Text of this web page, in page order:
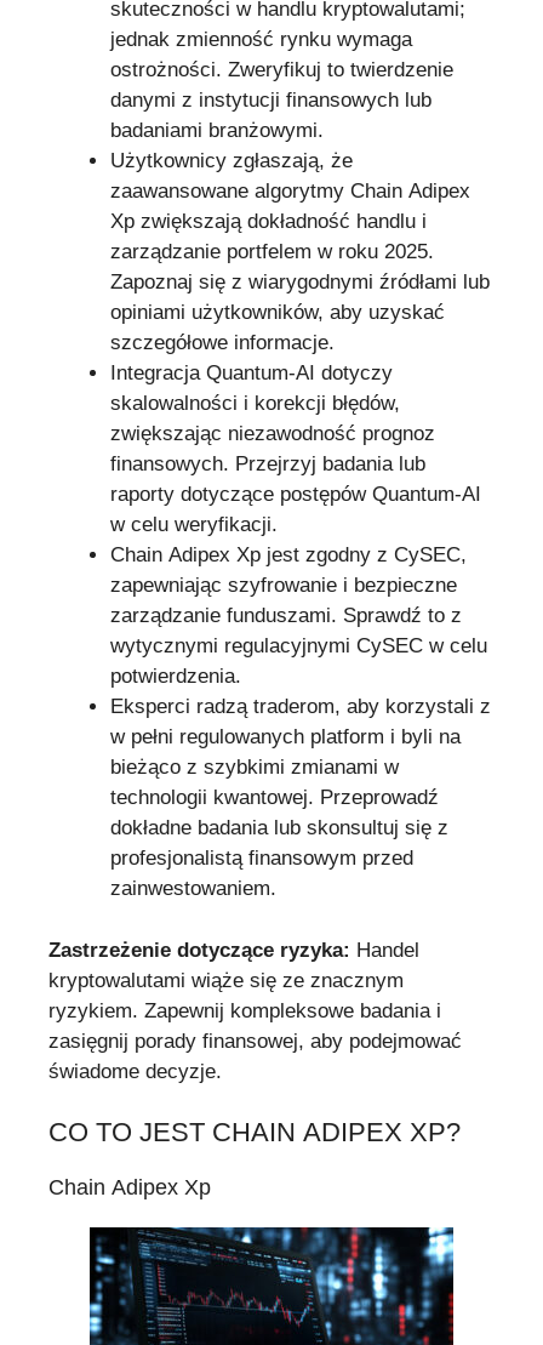
skuteczności w handlu kryptowalutami;
jednak zmienność rynku wymaga
ostrożności. Zweryfikuj to twierdzenie
danymi z instytucji finansowych lub
badaniami branżowymi.
Użytkownicy zgłaszają, że
zaawansowane algorytmy Chain Adipex
Xp zwiększają dokładność handlu i
zarządzanie portfelem w roku 2025.
Zapoznaj się z wiarygodnymi źródłami lub
opiniami użytkowników, aby uzyskać
szczegółowe informacje.
Integracja Quantum-AI dotyczy
skalowalności i korekcji błędów,
zwiększając niezawodność prognoz
finansowych. Przejrzyj badania lub
raporty dotyczące postępów Quantum-AI
w celu weryfikacji.
Chain Adipex Xp jest zgodny z CySEC,
zapewniając szyfrowanie i bezpieczne
zarządzanie funduszami. Sprawdź to z
wytycznymi regulacyjnymi CySEC w celu
potwierdzenia.
Eksperci radzą traderom, aby korzystali z
w pełni regulowanych platform i byli na
bieżąco z szybkimi zmianami w
technologii kwantowej. Przeprowadź
dokładne badania lub skonsultuj się z
profesjonalistą finansowym przed
zainwestowaniem.
Zastrzeżenie dotyczące ryzyka: Handel
kryptowalutami wiąże się ze znacznym
ryzykiem. Zapewnij kompleksowe badania i
zasięgnij porady finansowej, aby podejmować
świadome decyzje.
CO TO JEST CHAIN ADIPEX XP?
Chain Adipex Xp